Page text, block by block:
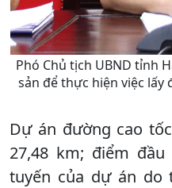
Phó Chủ tịch UBND tỉnh
sản để thực hiện việc
Dự án đường cao
27,48 km; điểm
tuyến của dự án do